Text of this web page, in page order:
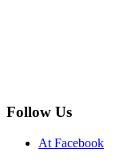
Follow Us
At Facebook